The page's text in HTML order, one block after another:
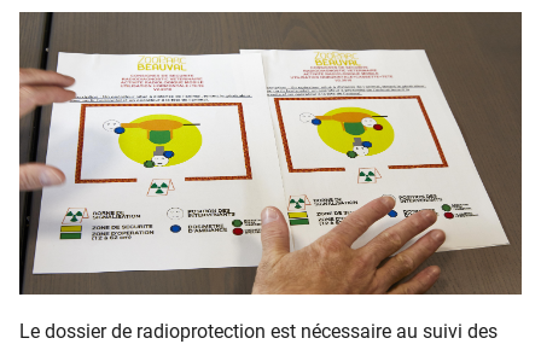
Le dossier de radioprotection est nécessaire au suivi des